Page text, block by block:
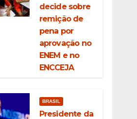
decide sobre
remição de
pena por
aprovação no
ENEM e no
ENCCEJA
BRASIL
Presidente da